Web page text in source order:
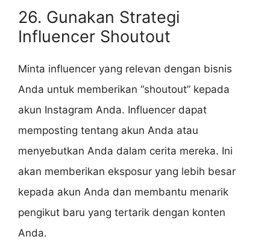
26. Gunakan Strategi
Influencer Shoutout
Minta influencer yang relevan dengan bisnis
Anda untuk memberikan “shoutout” kepada
akun Instagram Anda. Influencer dapat
memposting tentang akun Anda atau
menyebutkan Anda dalam cerita mereka. Ini
akan memberikan eksposur yang lebih besar
kepada akun Anda dan membantu menarik
pengikut baru yang tertarik dengan konten
Anda.